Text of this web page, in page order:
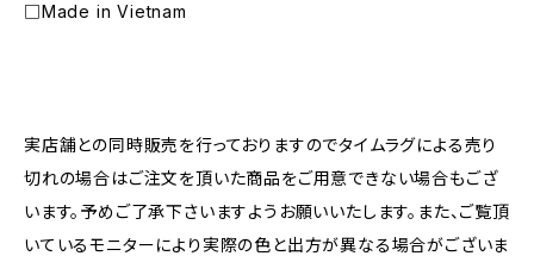
□Made in Vietnam
実店舗との同時販売を行っておりますのでタイムラグによる売り
切れの場合はご注文を頂いた商品をご用意できない場合もござ
います。予めご了承下さいますようお願いいたします。また、ご覧頂
いているモニターにより実際の色と出方が異なる場合がございま